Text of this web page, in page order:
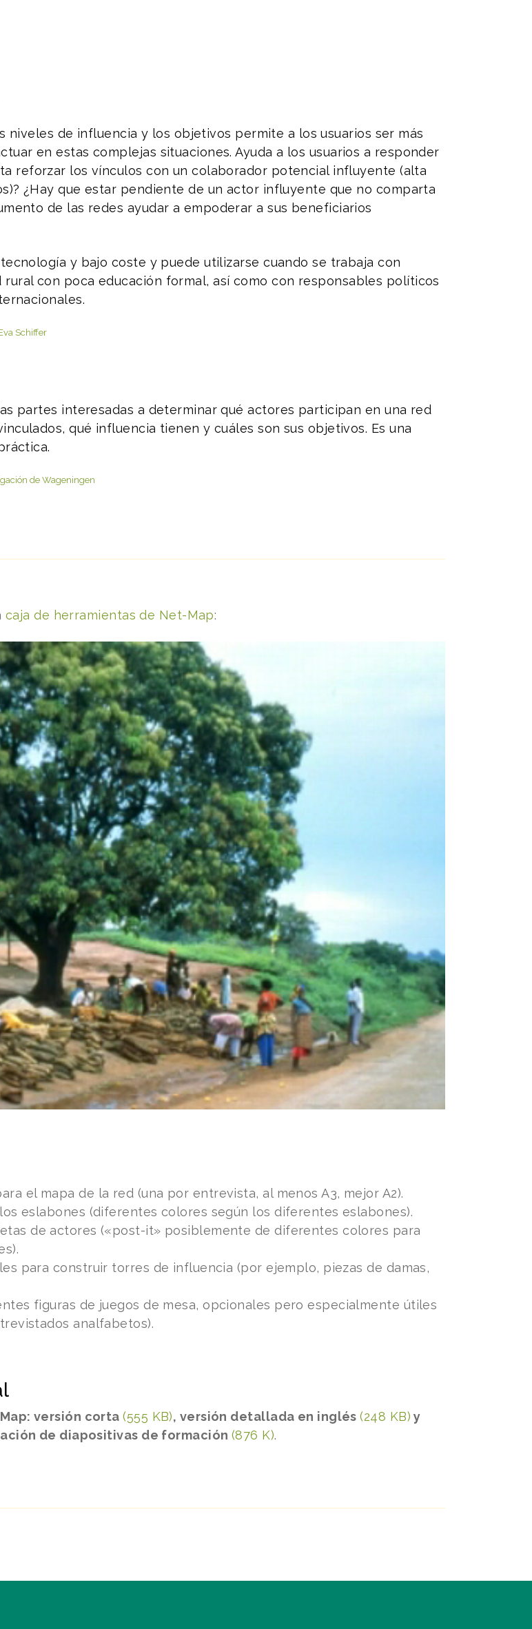
niveles de influencia y los objetivos permite a los usuarios ser más
en estas complejas situaciones. Ayuda a los usuarios a responder
reforzar los vínculos con un colaborador potencial influyente (alta
¿Hay que estar pendiente de un actor influyente que no comparta
de las redes ayudar a empoderar a sus beneficiarios
y bajo coste y puede utilizarse cuando se trabaja con
rural con poca educación formal, así como con responsables políticos
Schiffer
partes interesadas a determinar qué actores participan en una red
qué influencia tienen y cuáles son sus objetivos. Es una
de Wageningen
caja de herramientas de Net-Map:
el mapa de la red (una por entrevista, al menos A3, mejor A2).
eslabones (diferentes colores según los diferentes eslabones).
de actores («post-it» posiblemente de diferentes colores para
para construir torres de influencia (por ejemplo, piezas de damas,
figuras de juegos de mesa, opcionales pero especialmente útiles
analfabetos).
versión corta(555 KB), versión detallada en inglés(248 KB) y
de diapositivas de formación (876 K).